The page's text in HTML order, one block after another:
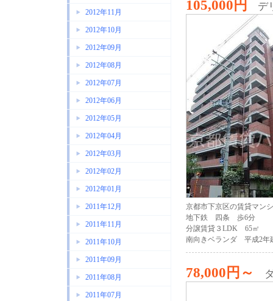
105,000円 デ
京都市下京区の賃貸マン
地下鉄 四条 歩6分
分譲賃貸３LDK 65㎡
南向きベランダ 平成2年
78,000円～
2012年11月
2012年10月
2012年09月
2012年08月
2012年07月
2012年06月
2012年05月
2012年04月
2012年03月
2012年02月
2012年01月
2011年12月
2011年11月
2011年10月
2011年09月
2011年08月
2011年07月